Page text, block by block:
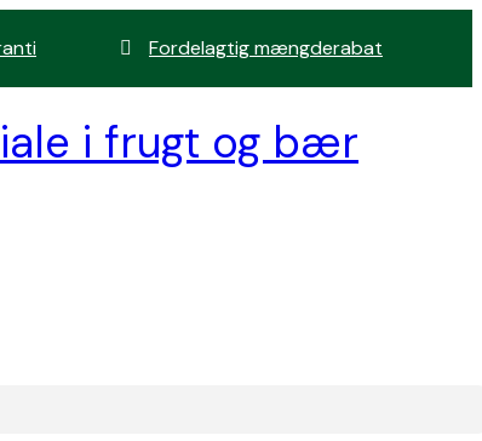
Fordelagtig mængderabat
i frugt og bær